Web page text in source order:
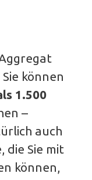
Sie können
1.500
–
auch
die Sie mit
können,